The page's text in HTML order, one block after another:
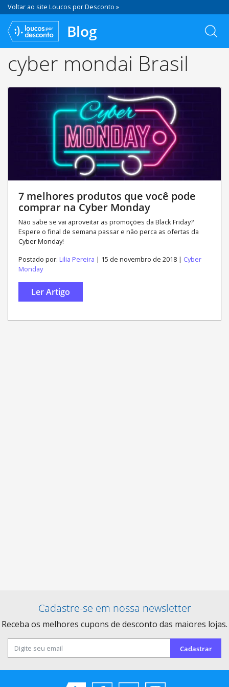
Voltar ao site Loucos por Desconto »
Blog
cyber mondai Brasil
7 melhores produtos que você pode
comprar na Cyber Monday
Não sabe se vai aproveitar as promoções da Black Friday?
Espere o final de semana passar e não perca as ofertas da
Cyber Monday!
Postado por: Lilia Pereira | 15 de novembro de 2018 | Cyber
Monday
Ler Artigo
Cadastre-se em nossa newsletter
Receba os melhores cupons de desconto das maiores lojas.
Cadastrar